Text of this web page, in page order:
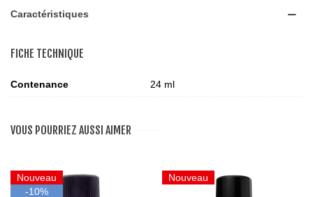
Caractéristiques
FICHE TECHNIQUE
Contenance 24 ml
VOUS POURRIEZ AUSSI AIMER
Nouveau
-10%
Nouveau